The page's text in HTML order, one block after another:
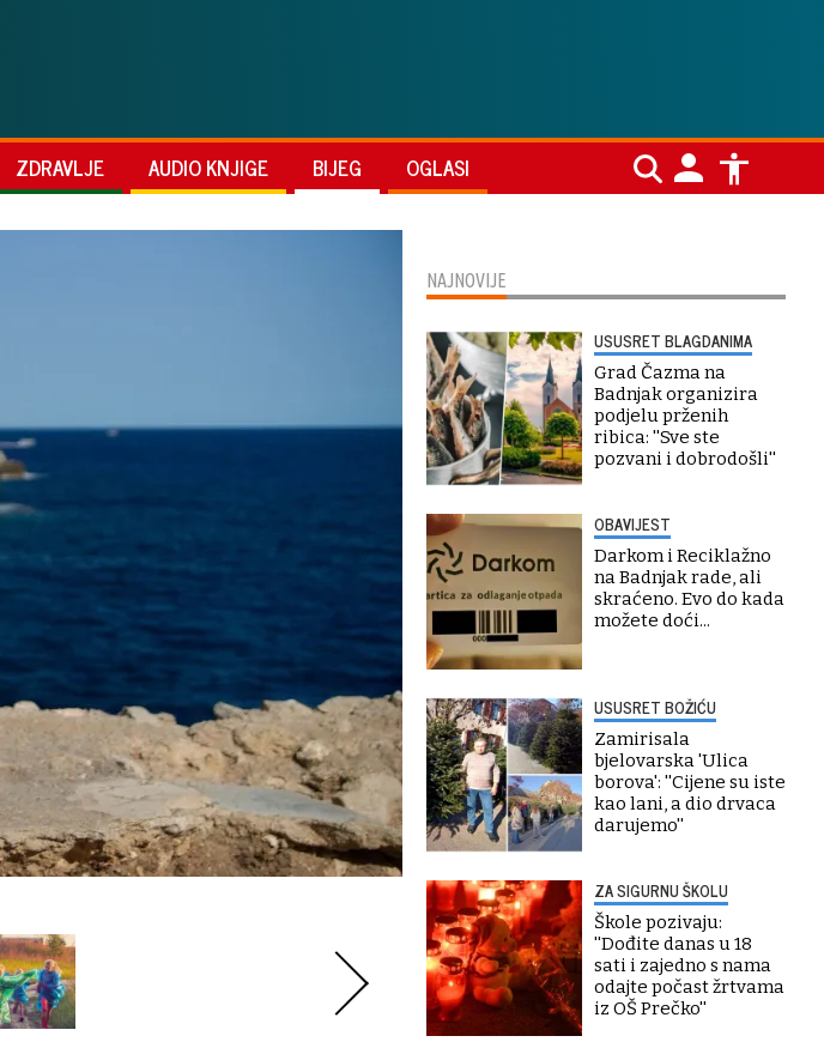
ZDRAVLJE AUDIO KNJIGE BIJEG OGLASI
NAJNOVIJE
USUSRET BLAGDANIMA
Grad Čazma na
Badnjak organizira
podjelu prženih
ribica: ''Sve ste
pozvani i dobrodošli''
OBAVIJEST
Darkom i Reciklažno
na Badnjak rade, ali
skraćeno. Evo do kada
možete doći...
USUSRET BOŽIĆU
Zamirisala
bjelovarska 'Ulica
borova': ''Cijene su iste
kao lani, a dio drvaca
darujemo''
ZA SIGURNU ŠKOLU
Škole pozivaju:
''Dođite danas u 18
sati i zajedno s nama
odajte počast žrtvama
iz OŠ Prečko''